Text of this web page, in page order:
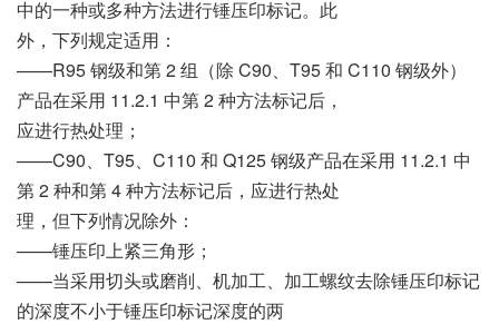
中的一种或多种方法进行锤压印标记。此
外，下列规定适用：
——R95 钢级和第 2 组（除 C90、T95 和 C110 钢级外）
产品在采用 11.2.1 中第 2 种方法标记后，
应进行热处理；
——C90、T95、C110 和 Q125 钢级产品在采用 11.2.1 中
第 2 种和第 4 种方法标记后，应进行热处
理，但下列情况除外：
——锤压印上紧三角形；
——当采用切头或磨削、机加工、加工螺纹去除锤压印标记
的深度不小于锤压印标记深度的两